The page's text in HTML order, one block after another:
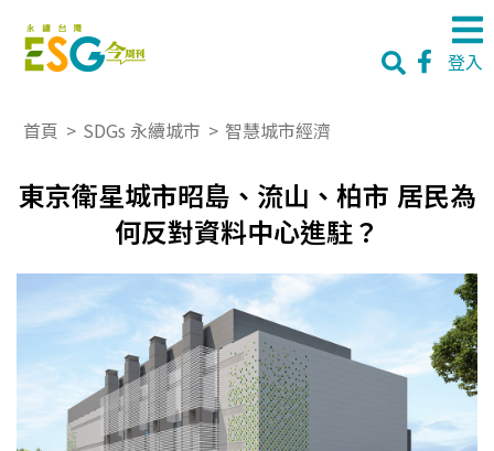
登入
首頁 > SDGs 永續城市 > 智慧城市經濟
東京衛星城市昭島、流山、柏市 居民為
何反對資料中心進駐？